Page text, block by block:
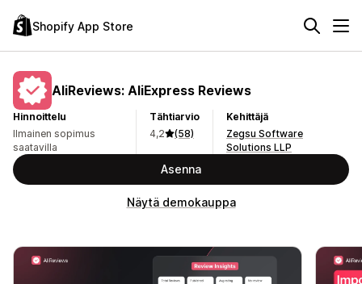
Shopify App Store
AliReviews: AliExpress Reviews
Hinnoittelu
Ilmainen sopimus
saatavilla
Tähtiarvio
4,2
(58)
Kehittäjä
Zegsu Software
Solutions LLP
Asenna
Näytä demokauppa